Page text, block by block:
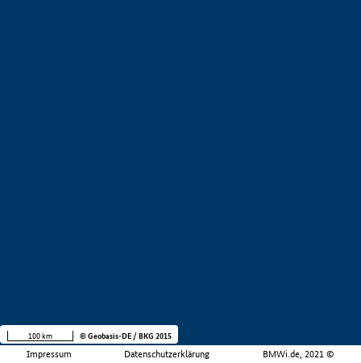
Impressum Datenschutzerklärung BMWi.de, 2021 ©
100 km © Geobasis-DE / BKG 2015